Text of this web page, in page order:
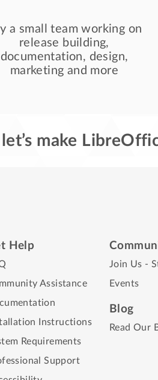
a small team working on
release building,
documentation, design,
marketing and more
make
Help
Assistance
Instructions
Requirements
Support
Join Us -
Events
Blog
Read Our